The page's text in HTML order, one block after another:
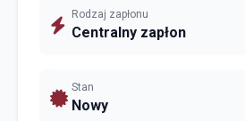
Rodzaj zapłonu
Centralny zapłon
Stan
Nowy